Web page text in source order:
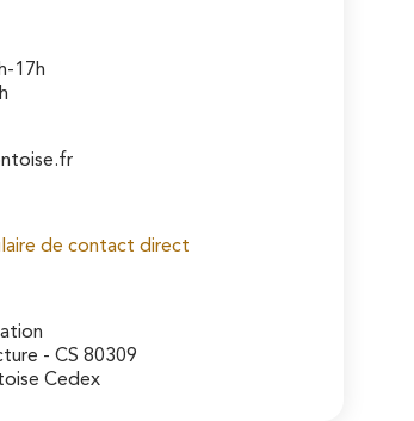
17h
de contact direct
- CS 80309
Cedex